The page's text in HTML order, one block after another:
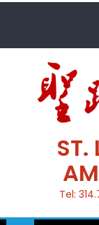
ST.
Tel: